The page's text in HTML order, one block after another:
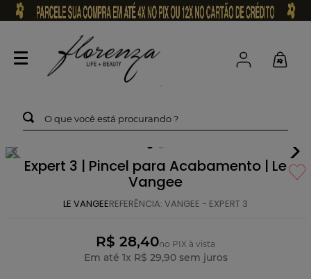
O que você está procurando ?
Expert 3 | Pincel para Acabamento | Le
Vangee
LE VANGEEREFERÊNCIA: VANGEE - EXPERT 3
R$ 28,40no PIX à vista
Em até 1x R$ 29,90sem juros